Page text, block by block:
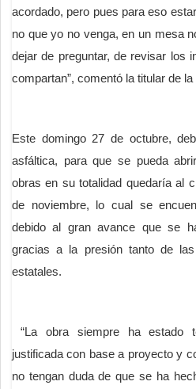
acordado, pero pues para eso
no que yo no venga, en un mesa
dejar de preguntar, de revisar los
compartan”, comentó la titular de
Este domingo 27 de octubre,
asfáltica, para que se pueda
obras en su totalidad quedaría al
de noviembre, lo cual se
debido al gran avance que se
gracias a la presión tanto de
estatales.
“La obra siempre ha estado
justificada con base a proyecto y
no tengan duda de que se ha